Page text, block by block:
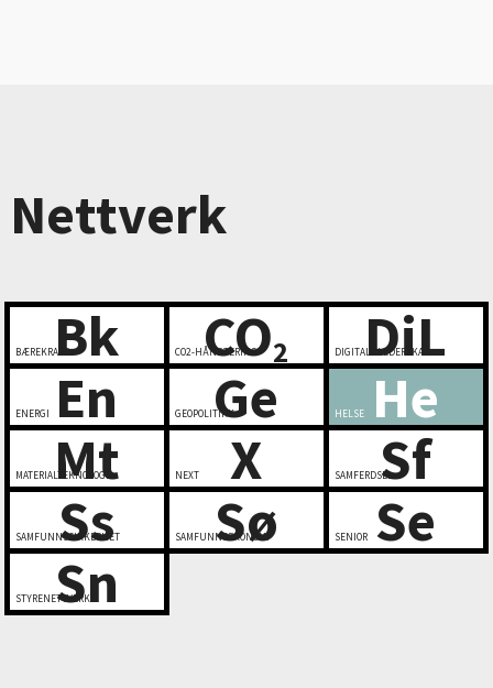
Nettverk
Bk
BÆREKRAFT CO2
CO2-HÅNDTERING DiL
DIGITALT LEDERSKAP
En
ENERGI Ge
GEOPOLITIKK He
HELSE
Mt
MATERIALTEKNOLOGI X
NEXT Sf
SAMFERDSEL
Ss
SAMFUNNSSIKKERHET Sø
SAMFUNNSØKONOMI Se
SENIOR
Sn
STYRENETTVERK